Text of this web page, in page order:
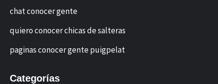
chat conocer gente
quiero conocer chicas de salteras
paginas conocer gente puigpelat
Categorías